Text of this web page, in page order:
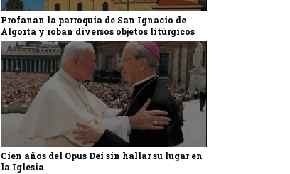
Profanan la parroquia de San Ignacio de
Algorta y roban diversos objetos litúrgicos
Cien años del Opus Dei sin hallar su lugar en
la Iglesia